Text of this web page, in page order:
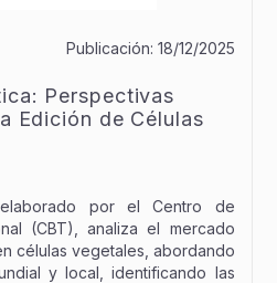
Publicación: 18/12/2025
Perspectivas
Edición de Células
por el Centro de
(CBT), analiza el mercado
células vegetales, abordando
y local, identificando las